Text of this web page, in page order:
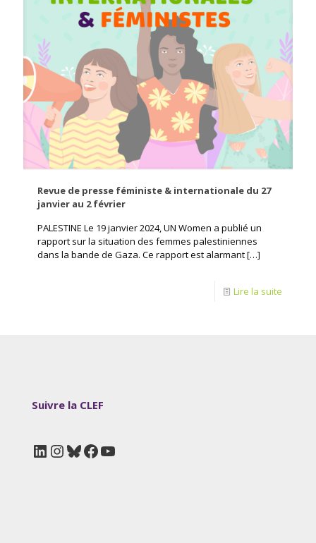
Revue de presse féministe & internationale du 27
janvier au 2 février
PALESTINE Le 19 janvier 2024, UN Women a publié un
rapport sur la situation des femmes palestiniennes
dans la bande de Gaza. Ce rapport est alarmant[…]
Lire la suite
Suivre la CLEF
LinkedIn
Instagram
Bluesky
Facebook
YouTube